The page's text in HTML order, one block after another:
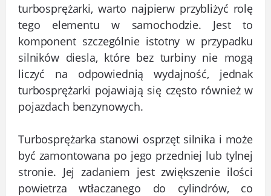
turbosprężarki, warto najpierw przybliżyć rolę
tego elementu w samochodzie. Jest to
komponent szczególnie istotny w przypadku
silników diesla, które bez turbiny nie mogą
liczyć na odpowiednią wydajność, jednak
turbosprężarki pojawiają się często również w
pojazdach benzynowych.
Turbosprężarka stanowi osprzęt silnika i może
być zamontowana po jego przedniej lub tylnej
stronie. Jej zadaniem jest zwiększenie ilości
powietrza wtłaczanego do cylindrów, co